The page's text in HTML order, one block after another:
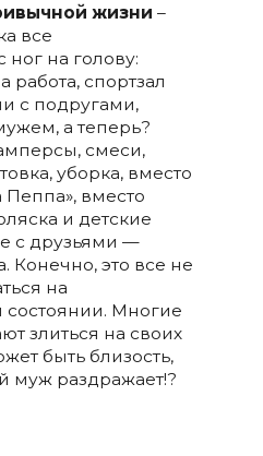
жизни –
все
ног на голову:
работа, спортзал
с подругами,
а теперь?
смеси,
уборка, вместо
вместо
и детские
с друзьями —
Конечно, это все не
на
состоянии. Многие
злиться на своих
быть близость,
муж раздражает!?